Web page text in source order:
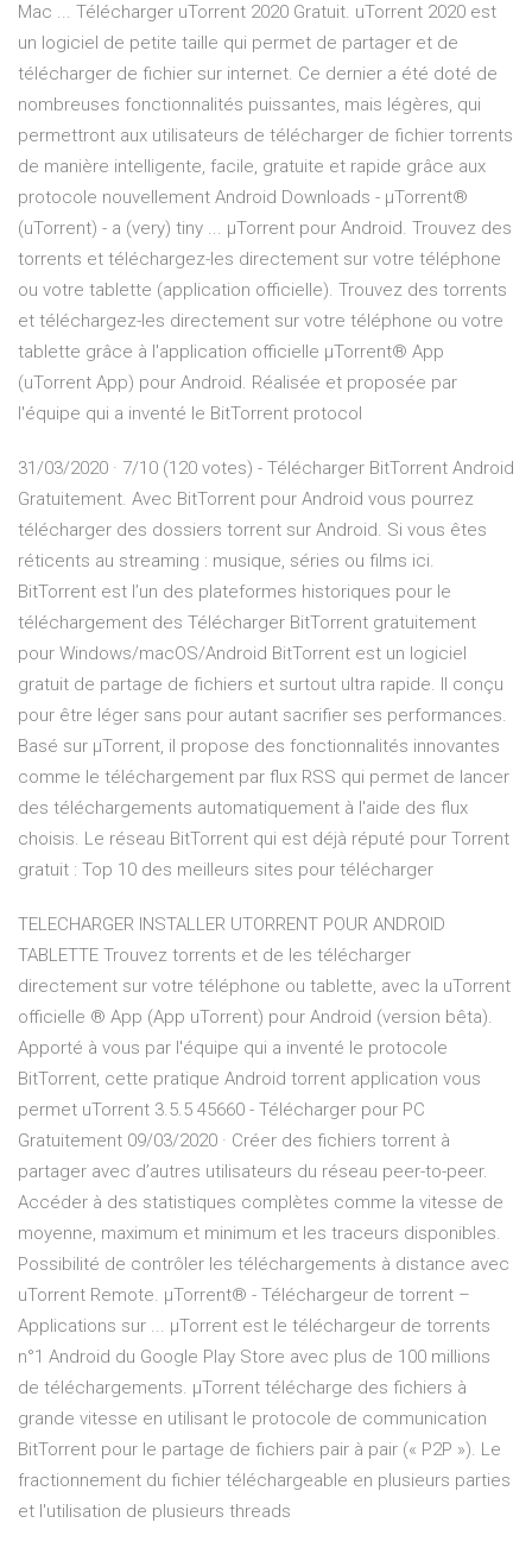
Mac ... Télécharger uTorrent 2020 Gratuit. uTorrent 2020 est
un logiciel de petite taille qui permet de partager et de
télécharger de fichier sur internet. Ce dernier a été doté de
nombreuses fonctionnalités puissantes, mais légères, qui
permettront aux utilisateurs de télécharger de fichier torrents
de manière intelligente, facile, gratuite et rapide grâce aux
protocole nouvellement Android Downloads - μTorrent®
(uTorrent) - a (very) tiny ... µTorrent pour Android. Trouvez des
torrents et téléchargez-les directement sur votre téléphone
ou votre tablette (application officielle). Trouvez des torrents
et téléchargez-les directement sur votre téléphone ou votre
tablette grâce à l'application officielle µTorrent® App
(uTorrent App) pour Android. Réalisée et proposée par
l'équipe qui a inventé le BitTorrent protocol
31/03/2020 · 7/10 (120 votes) - Télécharger BitTorrent Android
Gratuitement. Avec BitTorrent pour Android vous pourrez
télécharger des dossiers torrent sur Android. Si vous êtes
réticents au streaming : musique, séries ou films ici.
BitTorrent est l’un des plateformes historiques pour le
téléchargement des Télécharger BitTorrent gratuitement
pour Windows/macOS/Android BitTorrent est un logiciel
gratuit de partage de fichiers et surtout ultra rapide. Il conçu
pour être léger sans pour autant sacrifier ses performances.
Basé sur µTorrent, il propose des fonctionnalités innovantes
comme le téléchargement par flux RSS qui permet de lancer
des téléchargements automatiquement à l'aide des flux
choisis. Le réseau BitTorrent qui est déjà réputé pour Torrent
gratuit : Top 10 des meilleurs sites pour télécharger
TELECHARGER INSTALLER UTORRENT POUR ANDROID
TABLETTE Trouvez torrents et de les télécharger
directement sur votre téléphone ou tablette, avec la uTorrent
officielle ® App (App uTorrent) pour Android (version bêta).
Apporté à vous par l'équipe qui a inventé le protocole
BitTorrent, cette pratique Android torrent application vous
permet uTorrent 3.5.5 45660 - Télécharger pour PC
Gratuitement 09/03/2020 · Créer des fichiers torrent à
partager avec d’autres utilisateurs du réseau peer-to-peer.
Accéder à des statistiques complètes comme la vitesse de
moyenne, maximum et minimum et les traceurs disponibles.
Possibilité de contrôler les téléchargements à distance avec
uTorrent Remote. µTorrent® - Téléchargeur de torrent –
Applications sur ... µTorrent est le téléchargeur de torrents
n°1 Android du Google Play Store avec plus de 100 millions
de téléchargements. µTorrent télécharge des fichiers à
grande vitesse en utilisant le protocole de communication
BitTorrent pour le partage de fichiers pair à pair (« P2P »). Le
fractionnement du fichier téléchargeable en plusieurs parties
et l'utilisation de plusieurs threads